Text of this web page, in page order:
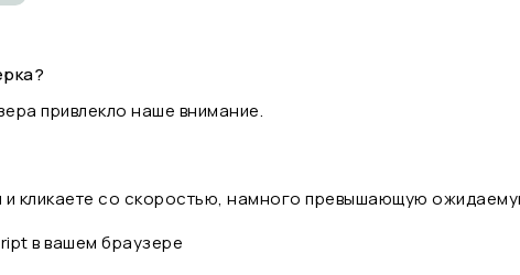
привлекло наше внимание.
и кликаете со скоростью, намного превышающую
в вашем браузере